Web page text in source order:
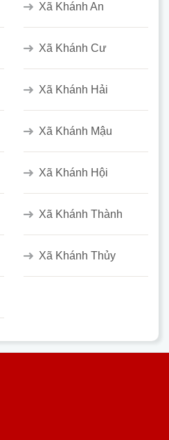
Xã Khánh An
Xã Khánh Cư
Xã Khánh Hải
Xã Khánh Mậu
Xã Khánh Hội
Xã Khánh Thành
Xã Khánh Thủy